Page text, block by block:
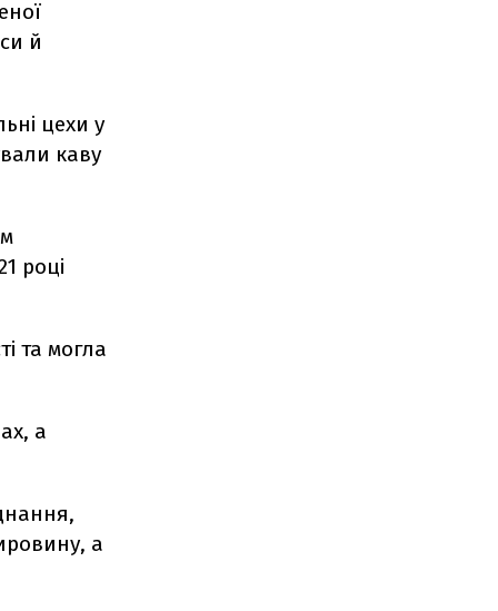
й
цехи у
каву
році
та могла
а
а